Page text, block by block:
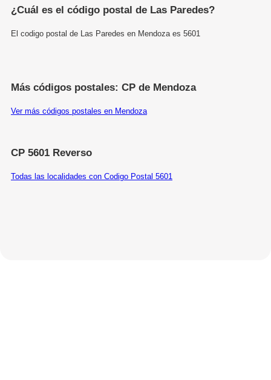
¿Cuál es el código postal de Las Paredes?
El codigo postal de Las Paredes en Mendoza es 5601
Más códigos postales: CP de Mendoza
Ver más códigos postales en Mendoza
CP 5601 Reverso
Todas las localidades con Codigo Postal 5601